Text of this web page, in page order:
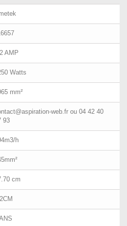
AMP
Watts
mm²
web.fr ou 04 42 40
93
h
cm